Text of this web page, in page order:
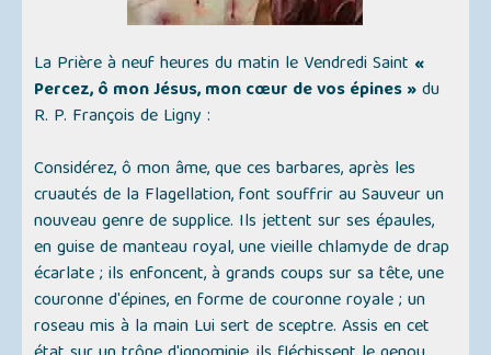
La Prière à neuf heures du matin le Vendredi Saint «
Percez, ô mon Jésus, mon cœur de vos épines »du
R. P. François de Ligny :
Considérez, ô mon âme, que ces barbares, après les
cruautés de la Flagellation, font souffrir au Sauveur un
nouveau genre de supplice. Ils jettent sur ses épaules,
en guise de manteau royal, une vieille chlamyde de drap
écarlate ; ils enfoncent, à grands coups sur sa tête, une
couronne d'épines, en forme de couronne royale ; un
roseau mis à la main Lui sert de sceptre. Assis en cet